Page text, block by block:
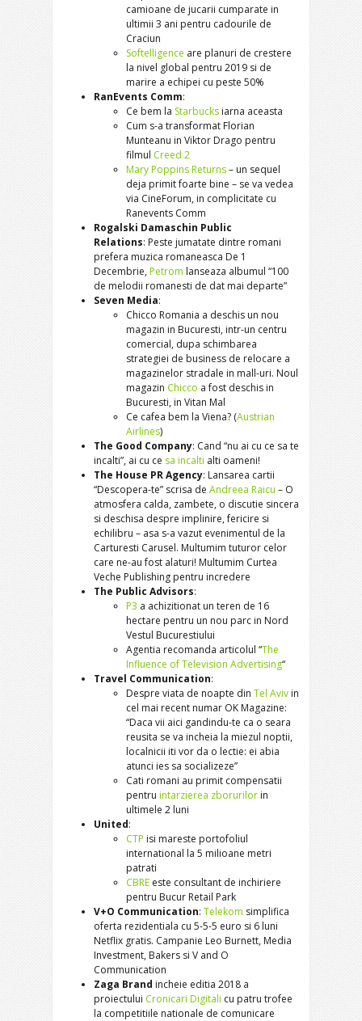
camioane de jucarii cumparate in
ultimii 3 ani pentru cadourile de
Craciun
Softelligence are planuri de crestere
la nivel global pentru 2019 si de
marire a echipei cu peste 50%
RanEvents Comm:
Ce bem la Starbucks iarna aceasta
Cum s-a transformat Florian
Munteanu in Viktor Drago pentru
filmul Creed 2
Mary Poppins Returns– un sequel
deja primit foarte bine – se va vedea
via CineForum, in complicitate cu
Ranevents Comm
Rogalski Damaschin Public
Relations: Peste jumatate dintre romani
prefera muzica romaneasca De 1
Decembrie,Petrom lanseaza albumul “100
de melodii romanesti de dat mai departe”
Seven Media:
Chicco Romania a deschis un nou
magazin in Bucuresti, intr-un centru
comercial, dupa schimbarea
strategiei de business de relocare a
magazinelor stradale in mall-uri. Noul
magazin Chicco a fost deschis in
Bucuresti, in Vitan Mal
Ce cafea bem la Viena? (Austrian
Airlines)
The Good Company: Cand “nu ai cu ce sa te
incalti”, ai cu ce sa incalti alti oameni!
The House PR Agency: Lansarea cartii
“Descopera-te” scrisa de Andreea Raicu – O
atmosfera calda, zambete, o discutie sincera
si deschisa despre implinire, fericire si
echilibru – asa s-a vazut evenimentul de la
Carturesti Carusel. Multumim tuturor celor
care ne-au fost alaturi! Multumim Curtea
Veche Publishing pentru incredere
The Public Advisors:
P3 a achizitionat un teren de 16
hectare pentru un nou parc in Nord
Vestul Bucurestiului
Agentia recomanda articolul “The
Influence of Television Advertising“
Travel Communication:
Despre viata de noapte din Tel Aviv in
cel mai recent numar OK Magazine:
“Daca vii aici gandindu-te ca o seara
reusita se va incheia la miezul noptii,
localnicii iti vor da o lectie: ei abia
atunci ies sa socializeze”
Cati romani au primit compensatii
pentru intarzierea zborurilor in
ultimele 2 luni
United:
CTP isi mareste portofoliul
international la 5 milioane metri
patrati
CBRE este consultant de inchiriere
pentru Bucur Retail Park
V+O Communication: Telekom simplifica
oferta rezidentiala cu 5-5-5 euro si 6 luni
Netflix gratis. Campanie Leo Burnett, Media
Investment, Bakers si V and O
Communication
Zaga Brand incheie editia 2018 a
proiectului Cronicari Digitali cu patru trofee
la competitiile nationale de comunicare